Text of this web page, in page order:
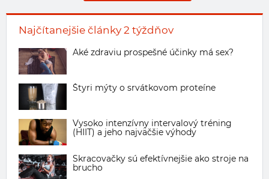
Najčítanejšie články 2 týždňov
Aké zdraviu prospešné účinky má sex?
Štyri mýty o srvátkovom proteíne
Vysoko intenzívny intervalový tréning
(HIIT) a jeho najväčšie výhody
Skracovačky sú efektívnejšie ako stroje na
brucho